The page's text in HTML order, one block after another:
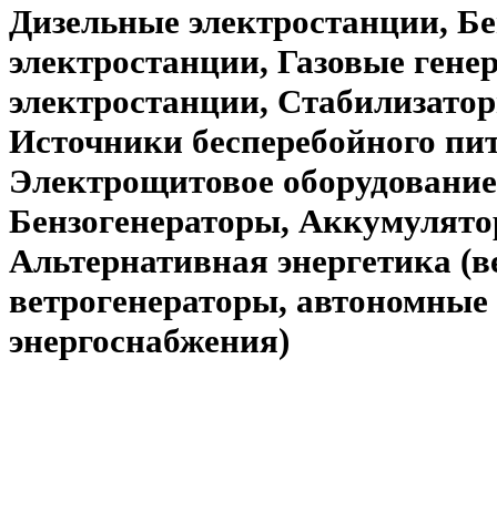
Дизельные электростанции,
электростанции, Газовые
электростанции,
Источники бесперебойного
Электрощитовое
Бензогенераторы,
Альтернативная энергетика
ветрогенераторы,
энергоснабжения)